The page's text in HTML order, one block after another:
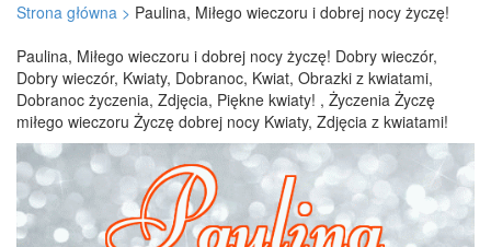
Strona główna > Paulina, Miłego wieczoru i dobrej nocy życzę!
Paulina, Miłego wieczoru i dobrej nocy życzę! Dobry wieczór,
Dobry wieczór, Kwiaty, Dobranoc, Kwiat, Obrazki z kwiatami,
Dobranoc życzenia, Zdjęcia, Piękne kwiaty! , Życzenia Życzę
miłego wieczoru Życzę dobrej nocy Kwiaty, Zdjęcia z kwiatami!